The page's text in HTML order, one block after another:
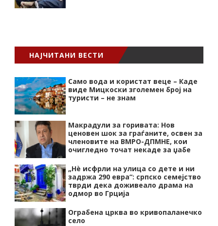
НАЈЧИТАНИ ВЕСТИ
Само вода и користат веце – Каде
виде Мицкоски зголемен број на
туристи – не знам
Макрадули за горивата: Нов
ценовен шок за граѓаните, освен за
членовите на ВМРО-ДПМНЕ, кои
очигледно точат некаде за џабе
„Нѐ исфрли на улица со дете и ни
задржа 290 евра“: српско семејство
тврди дека доживеало драма на
одмор во Грција
Ограбена црква во кривопаланечко
село